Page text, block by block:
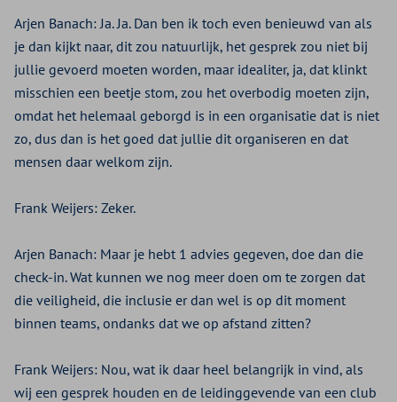
Arjen Banach: Ja. Ja. Dan ben ik toch even benieuwd van als
je dan kijkt naar, dit zou natuurlijk, het gesprek zou niet bij
jullie gevoerd moeten worden, maar idealiter, ja, dat klinkt
misschien een beetje stom, zou het overbodig moeten zijn,
omdat het helemaal geborgd is in een organisatie dat is niet
zo, dus dan is het goed dat jullie dit organiseren en dat
mensen daar welkom zijn.
Frank Weijers: Zeker.
Arjen Banach: Maar je hebt 1 advies gegeven, doe dan die
check-in. Wat kunnen we nog meer doen om te zorgen dat
die veiligheid, die inclusie er dan wel is op dit moment
binnen teams, ondanks dat we op afstand zitten?
Frank Weijers: Nou, wat ik daar heel belangrijk in vind, als
wij een gesprek houden en de leidinggevende van een club